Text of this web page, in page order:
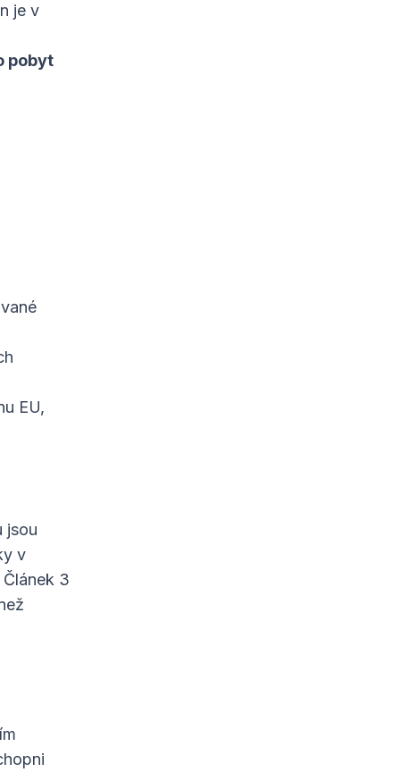
je v
pobyt
EU,
jsou
v
3